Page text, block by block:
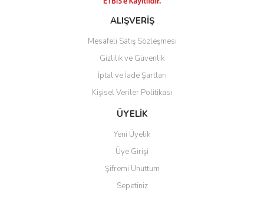
ALIŞVERİŞ
Mesafeli Satış Sözleşmesi
Gizlilik ve Güvenlik
İptal ve İade Şartları
Kişisel Veriler Politikası
ÜYELİK
Yeni Üyelik
Üye Girişi
Şifremi Unuttum
Sepetiniz